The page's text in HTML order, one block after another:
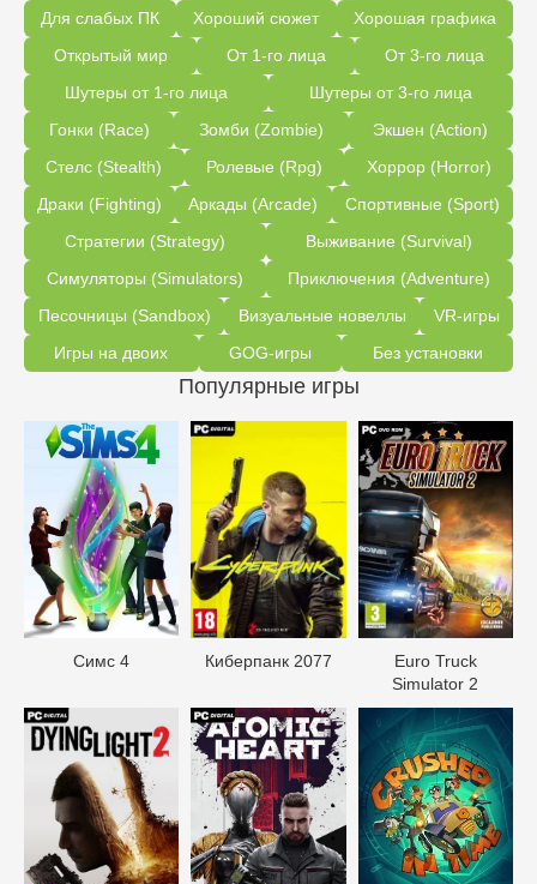
Для слабых ПК
Хороший сюжет
Хорошая графика
Открытый мир
От 1-го лица
От 3-го лица
Шутеры от 1-го лица
Шутеры от 3-го лица
Гонки (Race)
Зомби (Zombie)
Экшен (Action)
Стелс (Stealth)
Ролевые (Rpg)
Хоррор (Horror)
Драки (Fighting)
Аркады (Arcade)
Спортивные (Sport)
Стратегии (Strategy)
Выживание (Survival)
Симуляторы (Simulators)
Приключения (Adventure)
Песочницы (Sandbox)
Визуальные новеллы
VR-игры
Игры на двоих
GOG-игры Без установки
Популярные игры
Симс 4 Киберпанк 2077
Euro Truck
Simulator 2